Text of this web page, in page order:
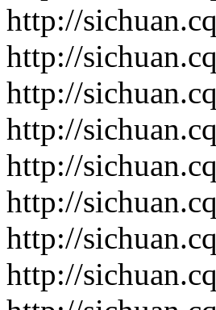
http://
http://
http://
http://
http://
http://
http://
http://